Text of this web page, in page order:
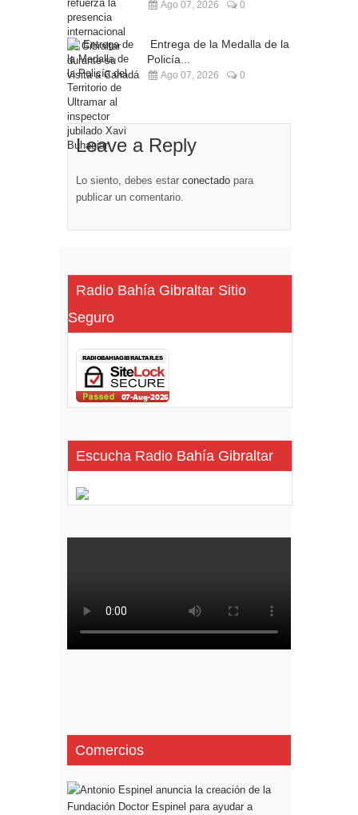
Ago 07, 2026 0
Entrega de la Medalla de la
Policía...
Ago 07, 2026 0
Leave a Reply
Lo siento, debes estar conectado para
publicar un comentario.
Radio Bahía Gibraltar Sitio
Seguro
Escucha Radio Bahía Gibraltar
Comercios